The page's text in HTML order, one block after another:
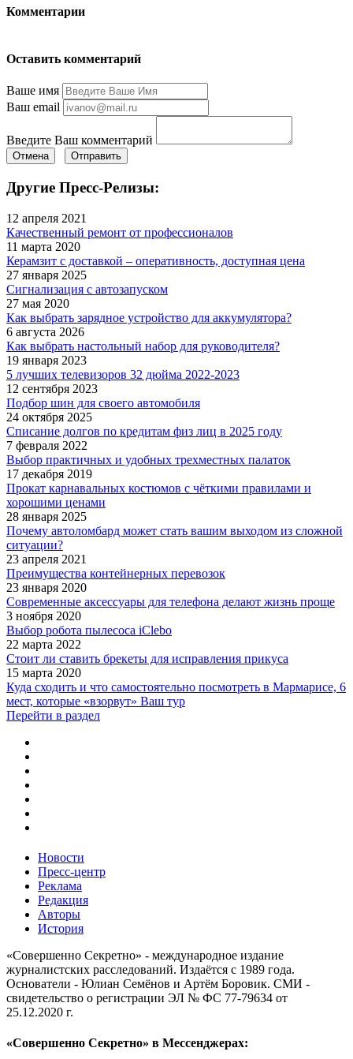
Комментарии
Оставить комментарий
Ваше имя
Ваш email
Введите Ваш комментарий
Отмена Отправить
Другие Пресс-Релизы:
12 апреля 2021
Качественный ремонт от профессионалов
11 марта 2020
Керамзит с доставкой – оперативность, доступная цена
27 января 2025
Сигнализация с автозапуском
27 мая 2020
Как выбрать зарядное устройство для аккумулятора?
6 августа 2026
Как выбрать настольный набор для руководителя?
19 января 2023
5 лучших телевизоров 32 дюйма 2022-2023
12 сентября 2023
Подбор шин для своего автомобиля
24 октября 2025
Списание долгов по кредитам физ лиц в 2025 году
7 февраля 2022
Выбор практичных и удобных трехместных палаток
17 декабря 2019
Прокат карнавальных костюмов с чёткими правилами и
хорошими ценами
28 января 2025
Почему автоломбард может стать вашим выходом из сложной
ситуации?
23 апреля 2021
Преимущества контейнерных перевозок
23 января 2020
Современные аксессуары для телефона делают жизнь проще
3 ноября 2020
Выбор робота пылесоса iClebo
22 марта 2022
Стоит ли ставить брекеты для исправления прикуса
15 марта 2020
Куда сходить и что самостоятельно посмотреть в Мармарисе, 6
мест, которые «взорвут» Ваш тур
Перейти в раздел
Новости
Пресс-центр
Реклама
Редакция
Авторы
История
«Совершенно Секретно» - международное издание
журналистских расследований. Издаётся с 1989 года.
Основатели - Юлиан Семёнов и Артём Боровик. CМИ -
свидетельство о регистрации ЭЛ № ФС 77-79634 от
25.12.2020 г.
«Совершенно Секретно» в Мессенджерах: